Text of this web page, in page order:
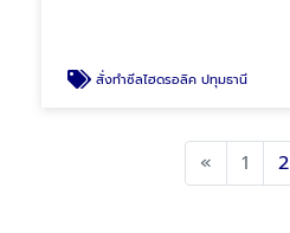
สั่งทำซีลไฮดรอลิค ปทุมธานี
« Previous
1 2